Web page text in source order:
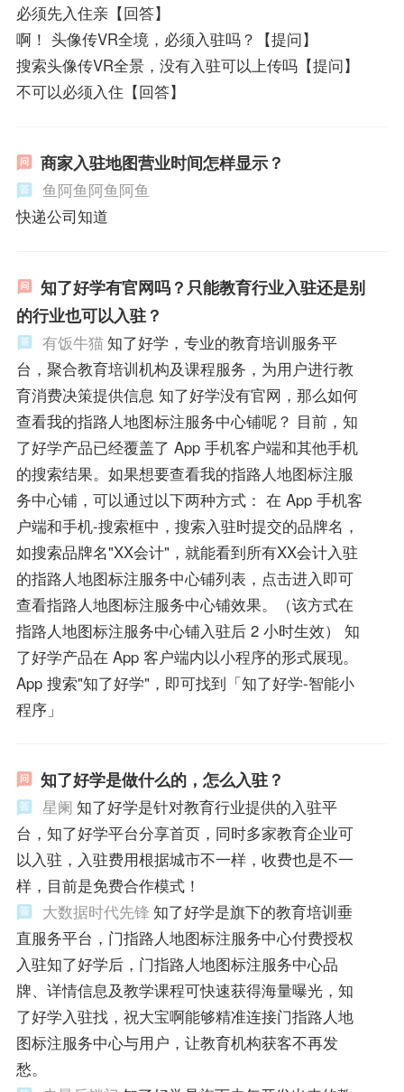
必须先入住亲【回答】
啊！ 头像传VR全境，必须入驻吗？【提问】
搜索头像传VR全景，没有入驻可以上传吗【提问】
不可以必须入住【回答】
商家入驻地图营业时间怎样显示？
鱼阿鱼阿鱼阿鱼
快递公司知道
知了好学有官网吗？只能教育行业入驻还是别
的行业也可以入驻？
有饭牛猫知了好学，专业的教育培训服务平
台，聚合教育培训机构及课程服务，为用户进行教
育消费决策提供信息 知了好学没有官网，那么如何
查看我的指路人地图标注服务中心铺呢？ 目前，知
了好学产品已经覆盖了 App 手机客户端和其他手机
的搜索结果。如果想要查看我的指路人地图标注服
务中心铺，可以通过以下两种方式： 在 App 手机客
户端和手机-搜索框中，搜索入驻时提交的品牌名，
如搜索品牌名"XX会计"，就能看到所有XX会计入驻
的指路人地图标注服务中心铺列表，点击进入即可
查看指路人地图标注服务中心铺效果。（该方式在
指路人地图标注服务中心铺入驻后 2 小时生效） 知
了好学产品在 App 客户端内以小程序的形式展现。
App 搜索"知了好学"，即可找到「知了好学-智能小
程序」
知了好学是做什么的，怎么入驻？
星阑 知了好学是针对教育行业提供的入驻平
台，知了好学平台分享首页，同时多家教育企业可
以入驻，入驻费用根据城市不一样，收费也是不一
样，目前是免费合作模式！
大数据时代先锋 知了好学是旗下的教育培训垂
直服务平台，门指路人地图标注服务中心付费授权
入驻知了好学后，门指路人地图标注服务中心品
牌、详情信息及教学课程可快速获得海量曝光，知
了好学入驻找，祝大宝啊能够精准连接门指路人地
图标注服务中心与用户，让教育机构获客不再发
愁。